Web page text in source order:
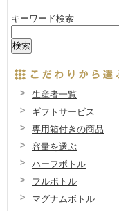
キーワード検索
生産者一覧
ギフトサービス
専用箱付きの商品
容量を選ぶ
ハーフボトル
フルボトル
マグナムボトル